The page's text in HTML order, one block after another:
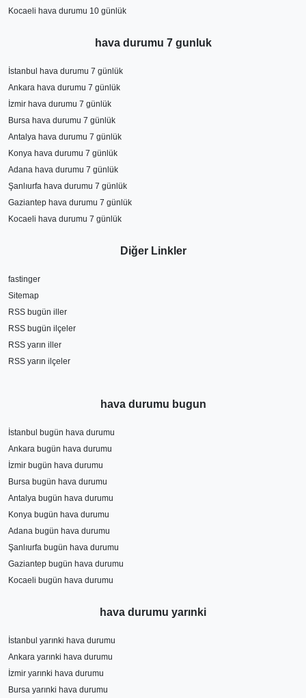
Kocaeli hava durumu 10 günlük
hava durumu 7 gunluk
İstanbul hava durumu 7 günlük
Ankara hava durumu 7 günlük
İzmir hava durumu 7 günlük
Bursa hava durumu 7 günlük
Antalya hava durumu 7 günlük
Konya hava durumu 7 günlük
Adana hava durumu 7 günlük
Şanlıurfa hava durumu 7 günlük
Gaziantep hava durumu 7 günlük
Kocaeli hava durumu 7 günlük
Diğer Linkler
fastinger
Sitemap
RSS bugün iller
RSS bugün ilçeler
RSS yarın iller
RSS yarın ilçeler
hava durumu bugun
İstanbul bugün hava durumu
Ankara bugün hava durumu
İzmir bugün hava durumu
Bursa bugün hava durumu
Antalya bugün hava durumu
Konya bugün hava durumu
Adana bugün hava durumu
Şanlıurfa bugün hava durumu
Gaziantep bugün hava durumu
Kocaeli bugün hava durumu
hava durumu yarınki
İstanbul yarınki hava durumu
Ankara yarınki hava durumu
İzmir yarınki hava durumu
Bursa yarınki hava durumu